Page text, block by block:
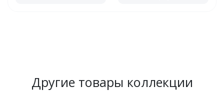
Другие товары коллекции